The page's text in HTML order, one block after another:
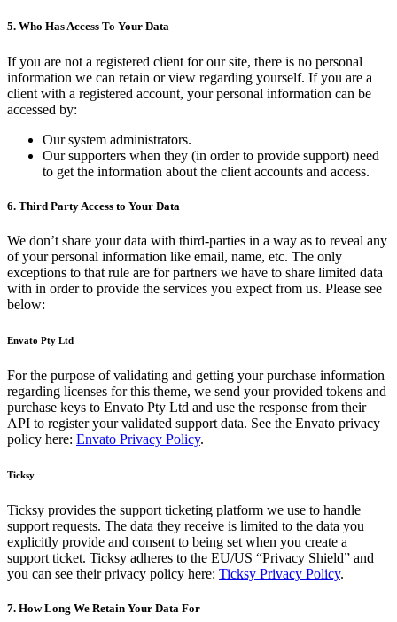
5. Who Has Access To Your Data
If you are not a registered client for our site, there is no personal
information we can retain or view regarding yourself. If you are a
client with a registered account, your personal information can be
accessed by:
Our system administrators.
Our supporters when they (in order to provide support) need
to get the information about the client accounts and access.
6. Third Party Access to Your Data
We don’t share your data with third-parties in a way as to reveal any
of your personal information like email, name, etc. The only
exceptions to that rule are for partners we have to share limited data
with in order to provide the services you expect from us. Please see
below:
Envato Pty Ltd
For the purpose of validating and getting your purchase information
regarding licenses for this theme, we send your provided tokens and
purchase keys to Envato Pty Ltd and use the response from their
API to register your validated support data. See the Envato privacy
policy here: Envato Privacy Policy.
Ticksy
Ticksy provides the support ticketing platform we use to handle
support requests. The data they receive is limited to the data you
explicitly provide and consent to being set when you create a
support ticket. Ticksy adheres to the EU/US “Privacy Shield” and
you can see their privacy policy here: Ticksy Privacy Policy.
7. How Long We Retain Your Data For